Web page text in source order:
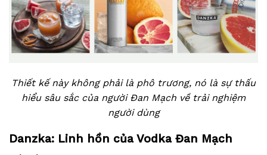
Thiết kế này không phải là phô trương, nó là sự thấu
hiểu sâu sắc của người Đan Mạch về trải nghiệm
người dùng
Danzka: Linh hồn của Vodka Đan Mạch